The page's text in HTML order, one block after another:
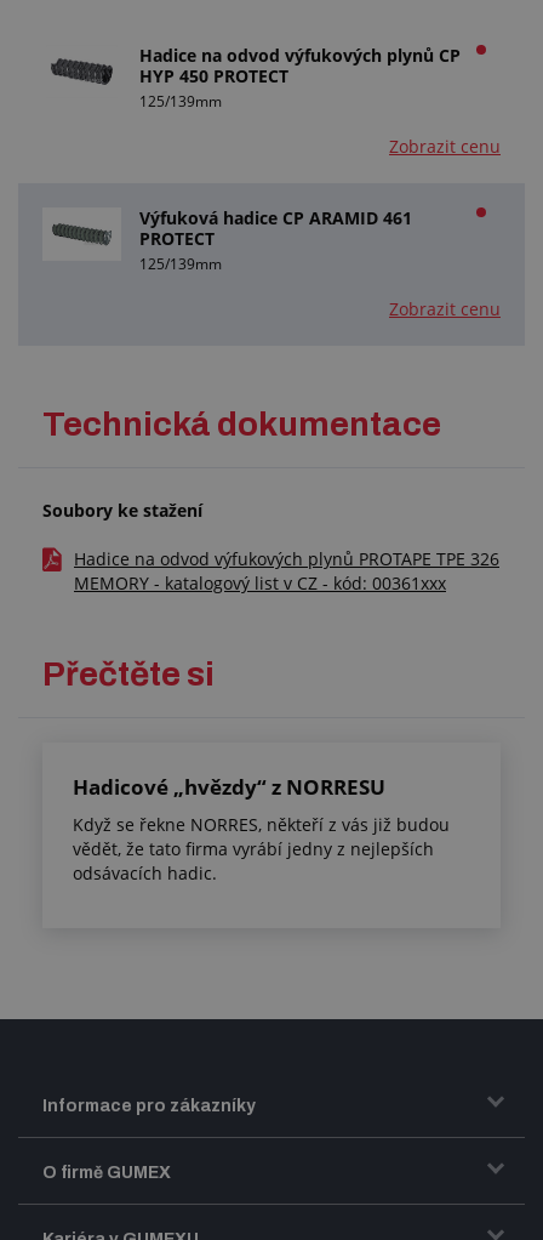
Hadice na odvod výfukových plynů CP
HYP 450 PROTECT
125/139mm
Zobrazit cenu
Výfuková hadice CP ARAMID 461
PROTECT
125/139mm
Zobrazit cenu
Technická dokumentace
Soubory ke stažení
Hadice na odvod výfukových plynů PROTAPE TPE 326
MEMORY - katalogový list v CZ - kód: 00361xxx
Přečtěte si
Hadicové „hvězdy“ z NORRESU
Když se řekne NORRES, někteří z vás již budou
vědět, že tato firma vyrábí jedny z nejlepších
odsávacích hadic.
Informace pro zákazníky
Doprava a zasílání zboží
Obchodní podmínky
O firmě GUMEX
Představení firmy GUMEX